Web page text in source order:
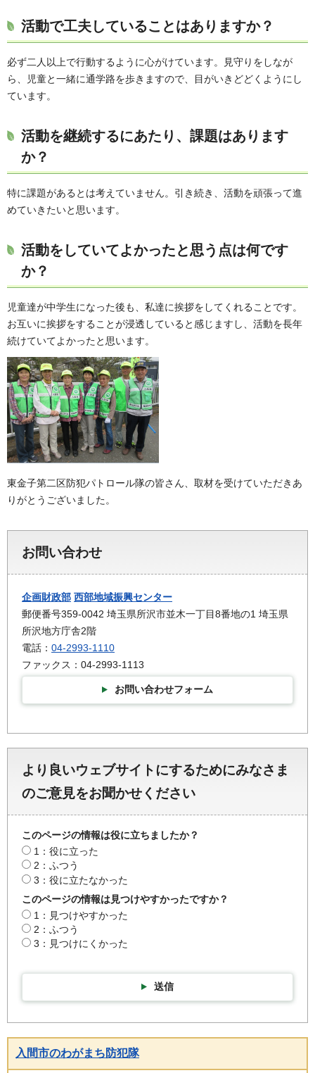
活動で工夫していることはありますか？
必ず二人以上で行動するように心がけています。見守りをしなが
ら、児童と一緒に通学路を歩きますので、目がいきどどくようにし
ています。
活動を継続するにあたり、課題はあります
か？
特に課題があるとは考えていません。引き続き、活動を頑張って進
めていきたいと思います。
活動をしていてよかったと思う点は何です
か？
児童達が中学生になった後も、私達に挨拶をしてくれることです。
お互いに挨拶をすることが浸透していると感じますし、活動を長年
続けていてよかったと思います。
東金子第二区防犯パトロール隊の皆さん、取材を受けていただきあ
りがとうございました。
お問い合わせ
企画財政部 西部地域振興センター
郵便番号359-0042 埼玉県所沢市並木一丁目8番地の1 埼玉県
所沢地方庁舎2階
電話： 04-2993-1110
ファックス：04-2993-1113
お問い合わせフォーム
より良いウェブサイトにするためにみなさま
のご意見をお聞かせください
このページの情報は役に立ちましたか？
1：役に立った
2：ふつう
3：役に立たなかった
このページの情報は見つけやすかったですか？
1：見つけやすかった
2：ふつう
3：見つけにくかった
送信
入間市のわがまち防犯隊